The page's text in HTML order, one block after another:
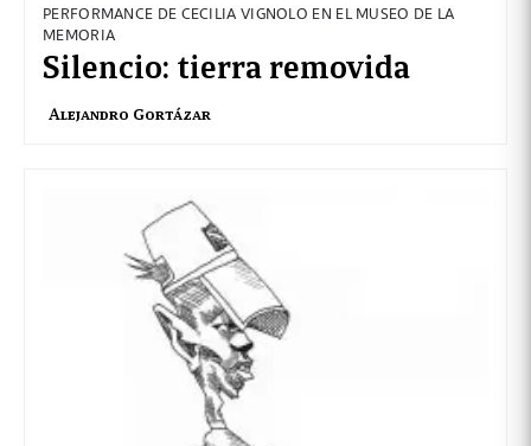
PERFORMANCE DE CECILIA VIGNOLO EN EL MUSEO DE LA
MEMORIA
Silencio: tierra removida
Alejandro Gortázar